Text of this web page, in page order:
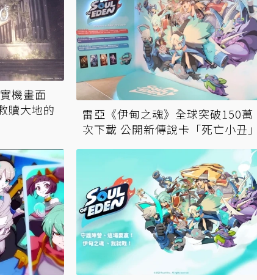
機畫面
贖大地的
雷亞《伊甸之魂》全球突破150萬
次下載 公開新傳說卡「死亡小丑」